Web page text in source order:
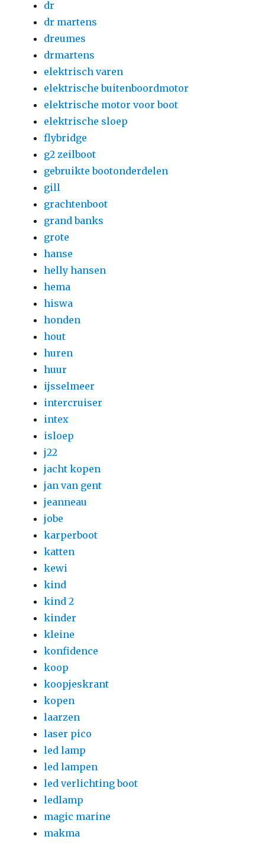
dr
dr martens
dreumes
drmartens
elektrisch varen
elektrische buitenboordmotor
elektrische motor voor boot
elektrische sloep
flybridge
g2 zeilboot
gebruikte bootonderdelen
gill
grachtenboot
grand banks
grote
hanse
helly hansen
hema
hiswa
honden
hout
huren
huur
ijsselmeer
intercruiser
intex
isloep
j22
jacht kopen
jan van gent
jeanneau
jobe
karperboot
katten
kewi
kind
kind 2
kinder
kleine
konfidence
koop
koopjeskrant
kopen
laarzen
laser pico
led lamp
led lampen
led verlichting boot
ledlamp
magic marine
makma